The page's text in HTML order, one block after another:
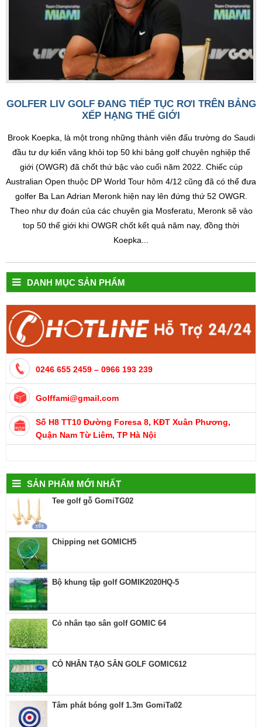
GOLFER LIV GOLF ĐANG TIẾP TỤC RƠI TRÊN BẢNG
XẾP HẠNG THẾ GIỚI
Brook Koepka, là một trong những thành viên đấu trường do Saudi
đầu tư dự kiến văng khỏi top 50 khi bảng golf chuyên nghiệp thế
giới (OWGR) đã chốt thứ bậc vào cuối năm 2022. Chiếc cúp
Australian Open thuộc DP World Tour hôm 4/12 cũng đã có thể đưa
golfer Ba Lan Adrian Meronk hiện nay lên đứng thứ 52 OWGR.
Theo như dự đoán của các chuyên gia Mosferatu, Meronk sẽ vào
top 50 thế giới khi OWGR chốt kết quả năm nay, đồng thời
Koepka...
DANH MỤC SẢN PHẨM
0246 655 2459 – 0966 193 239
Golffami@gmail.com
Số H8 TT10 Đường Foresa 8, KĐT Xuân Phương,
Quận Nam Từ Liêm, TP Hà Nội
SẢN PHẨM MỚI NHẤT
Tee golf gỗ GomiTG02
Chipping net GOMICH5
Bộ khung tập golf GOMIK2020HQ-5
Cỏ nhân tạo sân golf GOMIC 64
CỎ NHÂN TẠO SÂN GOLF GOMIC612
Tâm phát bóng golf 1.3m GomiTa02